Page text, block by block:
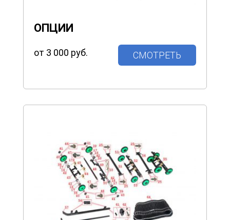
ОПЦИИ
от 3 000 руб. СМОТРЕТЬ